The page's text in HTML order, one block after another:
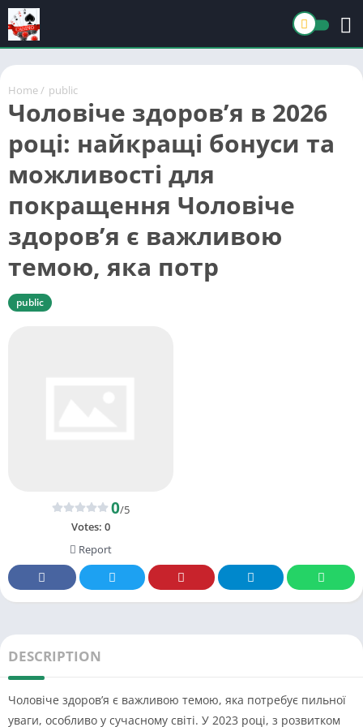
Home / public
Чоловіче здоров’я в 2026
році: найкращі бонуси та
можливості для
покращення Чоловіче
здоров’я є важливою
темою, яка потр
public
0/5
Votes: 0
Report
DESCRIPTION
Чоловіче здоров’я є важливою темою, яка потребує пильної
уваги, особливо у сучасному світі. У 2023 році, з розвитком